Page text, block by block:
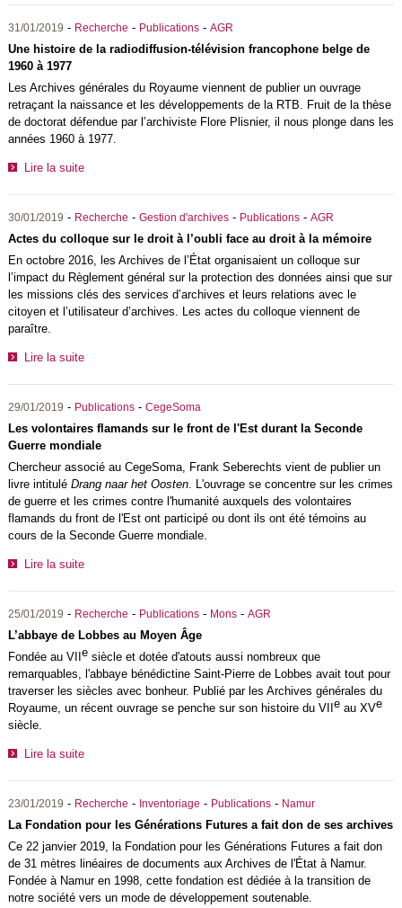
31/01/2019 - Recherche - Publications- AGR
Une histoire de la radiodiffusion-télévision francophone belge de
1960 à 1977
Les Archives générales du Royaume viennent de publier un ouvrage
retraçant la naissance et les développements de la RTB. Fruit de la thèse
de doctorat défendue par l’archiviste Flore Plisnier, il nous plonge dans les
années 1960 à 1977.
Lire la suite
30/01/2019 - Recherche - Gestion d'archives- Publications- AGR
Actes du colloque sur le droit à l’oubli face au droit à la mémoire
En octobre 2016, les Archives de l’État organisaient un colloque sur
l’impact du Règlement général sur la protection des données ainsi que sur
les missions clés des services d’archives et leurs relations avec le
citoyen et l’utilisateur d’archives. Les actes du colloque viennent de
paraître.
Lire la suite
29/01/2019 - Publications- CegeSoma
Les volontaires flamands sur le front de l'Est durant la Seconde
Guerre mondiale
Chercheur associé au CegeSoma, Frank Seberechts vient de publier un
livre intitulé Drang naar het Oosten. L'ouvrage se concentre sur les crimes
de guerre et les crimes contre l'humanité auxquels des volontaires
flamands du front de l'Est ont participé ou dont ils ont été témoins au
cours de la Seconde Guerre mondiale.
Lire la suite
25/01/2019 - Recherche - Publications- Mons- AGR
L’abbaye de Lobbes au Moyen Âge
Fondée au VII esiècle et dotée d'atouts aussi nombreux que
remarquables, l'abbaye bénédictine Saint-Pierre de Lobbes avait tout pour
traverser les siècles avec bonheur. Publié par les Archives générales du
Royaume, un récent ouvrage se penche sur son histoire du VII e au XVe
siècle.
Lire la suite
23/01/2019 - Recherche - Inventoriage - Publications- Namur
La Fondation pour les Générations Futures a fait don de ses archives
Ce 22 janvier 2019, la Fondation pour les Générations Futures a fait don
de 31 mètres linéaires de documents aux Archives de l'État à Namur.
Fondée à Namur en 1998, cette fondation est dédiée à la transition de
notre société vers un mode de développement soutenable.